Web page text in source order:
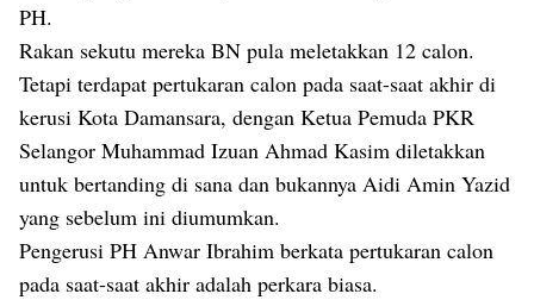
PH.
Rakan sekutu mereka BN pula meletakkan 12 calon.
Tetapi terdapat pertukaran calon pada saat-saat akhir di
kerusi Kota Damansara, dengan Ketua Pemuda PKR
Selangor Muhammad Izuan Ahmad Kasim diletakkan
untuk bertanding di sana dan bukannya Aidi Amin Yazid
yang sebelum ini diumumkan.
Pengerusi PH Anwar Ibrahim berkata pertukaran calon
pada saat-saat akhir adalah perkara biasa.